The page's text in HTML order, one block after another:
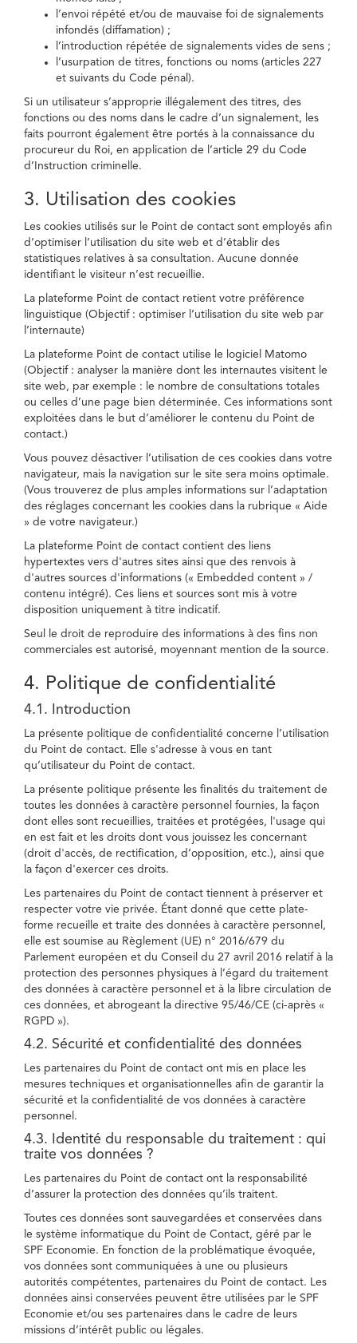
l’envoi répété et/ou de mauvaise foi de signalements
infondés (diffamation) ;
l’introduction répétée de signalements vides de sens ;
l’usurpation de titres, fonctions ou noms (articles 227
et suivants du Code pénal).
Si un utilisateur s’approprie illégalement des titres, des
fonctions ou des noms dans le cadre d’un signalement, les
faits pourront également être portés à la connaissance du
procureur du Roi, en application de l’article 29 du Code
d’Instruction criminelle.
3. Utilisation des cookies
Les cookies utilisés sur le Point de contact sont employés afin
d’optimiser l’utilisation du site web et d’établir des
statistiques relatives à sa consultation. Aucune donnée
identifiant le visiteur n’est recueillie.
La plateforme Point de contact retient votre préférence
linguistique (Objectif : optimiser l’utilisation du site web par
l’internaute)
La plateforme Point de contact utilise le logiciel Matomo
(Objectif : analyser la manière dont les internautes visitent le
site web, par exemple : le nombre de consultations totales
ou celles d’une page bien déterminée. Ces informations sont
exploitées dans le but d’améliorer le contenu du Point de
contact.)
Vous pouvez désactiver l’utilisation de ces cookies dans votre
navigateur, mais la navigation sur le site sera moins optimale.
(Vous trouverez de plus amples informations sur l’adaptation
des réglages concernant les cookies dans la rubrique « Aide
» de votre navigateur.)
La plateforme Point de contact contient des liens
hypertextes vers d'autres sites ainsi que des renvois à
d'autres sources d'informations (« Embedded content » /
contenu intégré). Ces liens et sources sont mis à votre
disposition uniquement à titre indicatif.
Seul le droit de reproduire des informations à des fins non
commerciales est autorisé, moyennant mention de la source.
4. Politique de confidentialité
4.1. Introduction
La présente politique de confidentialité concerne l’utilisation
du Point de contact. Elle s'adresse à vous en tant
qu’utilisateur du Point de contact.
La présente politique présente les finalités du traitement de
toutes les données à caractère personnel fournies, la façon
dont elles sont recueillies, traitées et protégées, l'usage qui
en est fait et les droits dont vous jouissez les concernant
(droit d'accès, de rectification, d’opposition, etc.), ainsi que
la façon d'exercer ces droits.
Les partenaires du Point de contact tiennent à préserver et
respecter votre vie privée. Étant donné que cette plate-
forme recueille et traite des données à caractère personnel,
elle est soumise au Règlement (UE) n° 2016/679 du
Parlement européen et du Conseil du 27 avril 2016 relatif à la
protection des personnes physiques à l’égard du traitement
des données à caractère personnel et à la libre circulation de
ces données, et abrogeant la directive 95/46/CE (ci-après «
RGPD »).
4.2. Sécurité et confidentialité des données
Les partenaires du Point de contact ont mis en place les
mesures techniques et organisationnelles afin de garantir la
sécurité et la confidentialité de vos données à caractère
personnel.
4.3. Identité du responsable du traitement : qui
traite vos données ?
Les partenaires du Point de contact ont la responsabilité
d’assurer la protection des données qu’ils traitent.
Toutes ces données sont sauvegardées et conservées dans
le système informatique du Point de Contact, géré par le
SPF Economie. En fonction de la problématique évoquée,
vos données sont communiquées à une ou plusieurs
autorités compétentes, partenaires du Point de contact. Les
données ainsi conservées peuvent être utilisées par le SPF
Economie et/ou ses partenaires dans le cadre de leurs
missions d’intérêt public ou légales.